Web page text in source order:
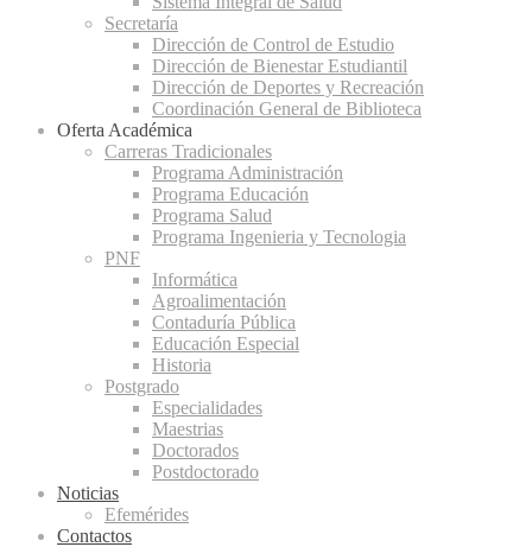
Secretaría
Dirección de Control de Estudio
Dirección de Bienestar Estudiantil
Dirección de Deportes y Recreación
Coordinación General de Biblioteca
Oferta Académica
Carreras Tradicionales
Programa Administración
Programa Educación
Programa Salud
Programa Ingenieria y Tecnologia
PNF
Informática
Agroalimentación
Contaduría Pública
Educación Especial
Historia
Postgrado
Especialidades
Maestrias
Doctorados
Postdoctorado
Noticias
Efemérides
Contactos